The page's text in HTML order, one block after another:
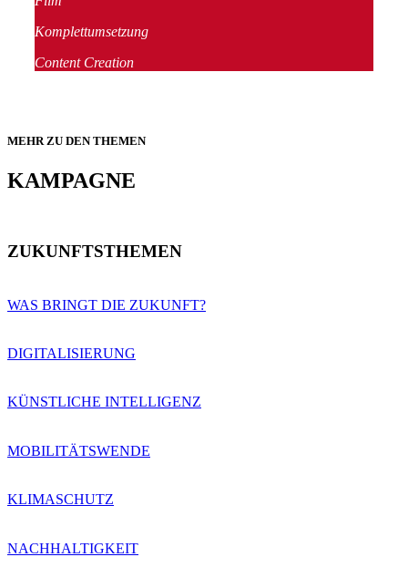
Komplettumsetzung
Content Creation
MEHR ZU DEN THEMEN
KAMPAGNE
ZUKUNFTSTHEMEN
WAS BRINGT DIE ZUKUNFT?
DIGITALISIERUNG
KÜNSTLICHE INTELLIGENZ
MOBILITÄTSWENDE
KLIMASCHUTZ
NACHHALTIGKEIT